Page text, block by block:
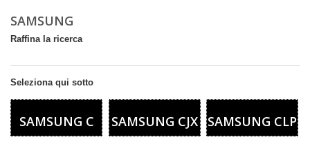
SAMSUNG
Raffina la ricerca
Seleziona qui sotto
SAMSUNG C SAMSUNG CJX SAMSUNG CLP